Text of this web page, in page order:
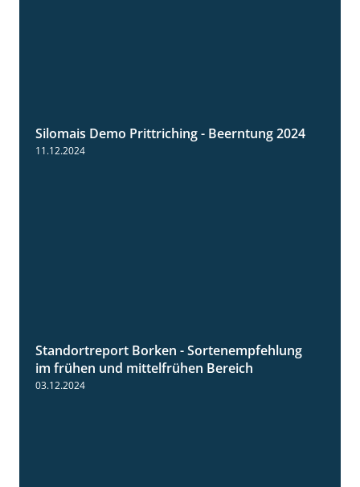
12:28
Silomais Demo Prittriching - Beerntung 2024
11.12.2024
Standortreport Borken - Sortenempfehlung
im frühen und mittelfrühen Bereich